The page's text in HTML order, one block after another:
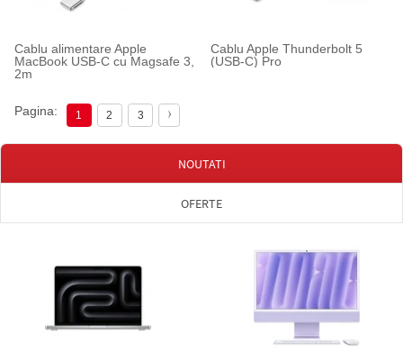
Cablu alimentare Apple
MacBook USB-C cu Magsafe 3,
2m
Cablu Apple Thunderbolt 5
(USB-C) Pro
Pagina: 1 2 3
NOUTATI
OFERTE